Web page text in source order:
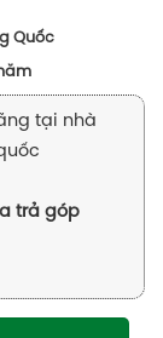
Quốc
tại nhà
trả góp